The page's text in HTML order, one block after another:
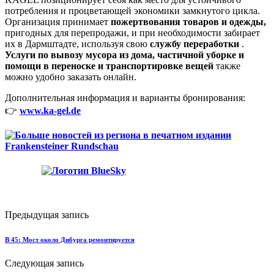
потребления и процветающей экономики замкнутого цикла.
Организация принимает пожертвования товаров и одежды,
пригодных для перепродажи, и при необходимости забирает
их в Дармштадте, используя свою службу переработки .
Услуги по вывозу мусора из дома, частичной уборке и
помощи в переноске и транспортировке вещей также
можно удобно заказать онлайн.
Дополнительная информация и варианты бронирования:
👉 www.ka-gel.de
Предыдущая запись
B 45: Мост около Дибурга ремонтируется
Следующая запись